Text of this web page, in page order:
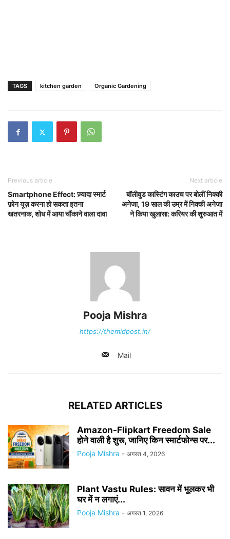
TAGS kitchen garden Organic Gardening
Previous article
Smartphone Effect: ज़्यादा स्मार्ट
फ़ोन यूज़ करना हो सकता इतना
खतरनाक, शोध में आया चौंकाने वाला दावा
Next article
बॉलीवुड कास्टिंग काउच पर बोलीं निक्की
अनेजा, 19 साल की उम्र में निक्की अनेजा
ने किया खुलासा: करियर की शुरुआत में
Pooja Mishra
https://themidpost.in/
Mail
RELATED ARTICLES
Amazon-Flipkart Freedom Sale
होने वाली है शुरू, जानिए किन स्मार्टफोन्स पर...
Pooja Mishra - अगस्त 4, 2026
Plant Vastu Rules: सावन में भूलकर भी
घर में न लगाएं...
Pooja Mishra - अगस्त 1, 2026